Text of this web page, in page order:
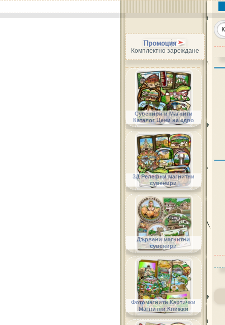
Промоция
Комплектно зареждане
Сувенири и Магнити
Каталог Цени на едро
3Д Релефни магнитни
сувенири
Дървени магнитни
сувенири
Фотомагнити Картички
Магнитни Книжки